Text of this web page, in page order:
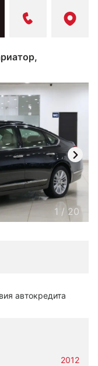
автокредита
2012
1 /20